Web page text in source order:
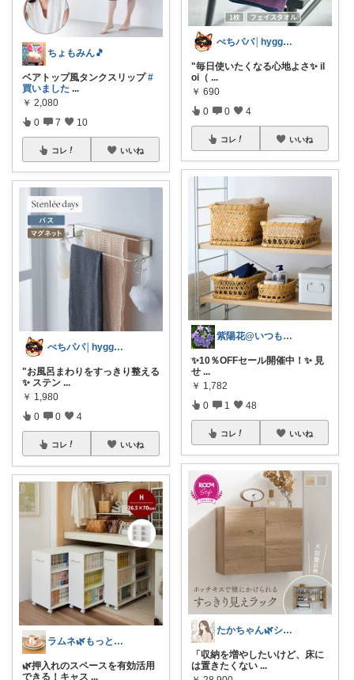
ちょもみん🎵
ベアトップ風タンクスリップ#
買いました ...
￥ 2,080
0 7 10
コレ いいね
ぺちパパ│hyggeな心意気を大切に🌿
"お風呂まわりをすっきり整える
✨️ ステン ...
￥ 1,980
0 0 4
コレ いいね
ラムネ🌿もっと快適な暮らし 𖠿
🌿押入れのスペースを有効活用
できる！キャス ...
ぺちパパ│hyggeな心意気を大切に🌿
"毎日使いたくなる心地よさ✨️ il
oi（ ...
￥ 690
0 0 4
コレ いいね
紫陽花@いつもありがとうございます💕
✨️10％OFFセール開催中！✨️ 見
せ ...
￥ 1,782
0 1 48
コレ いいね
たかちゃん🌿シンプルで心地よい暮らし
「収納を増やしたいけど、床に
は置きたくない ...